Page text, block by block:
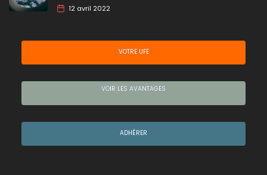
12 avril 2022
VOTRE UFE
VOIR LES AVANTAGES
ADHÉRER